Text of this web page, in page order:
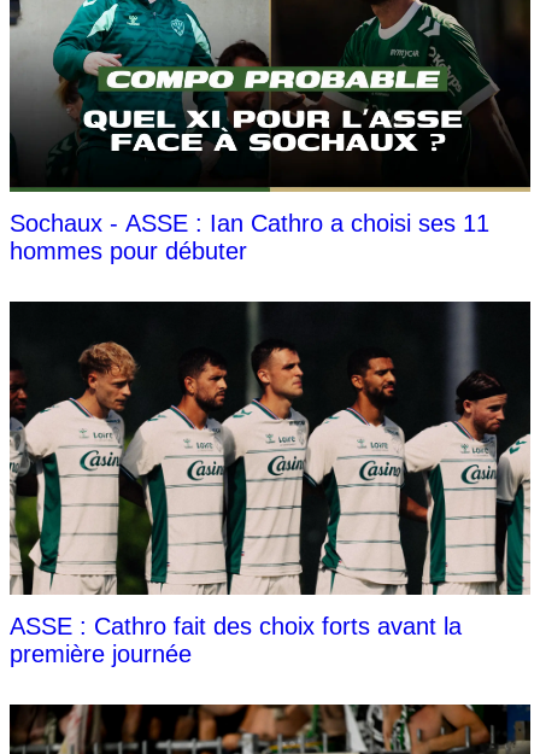
Sochaux - ASSE : Ian Cathro a choisi ses 11
hommes pour débuter
ASSE : Cathro fait des choix forts avant la
première journée